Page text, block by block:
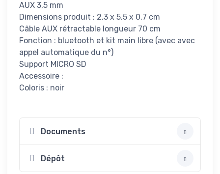
AUX 3,5 mm
Dimensions produit : 2.3 x 5.5 x 0.7 cm
Câble AUX rétractable longueur 70 cm
Fonction : bluetooth et kit main libre (avec avec
appel automatique du n°)
Support MICRO SD
Accessoire :
Coloris : noir
Documents
Dépôt